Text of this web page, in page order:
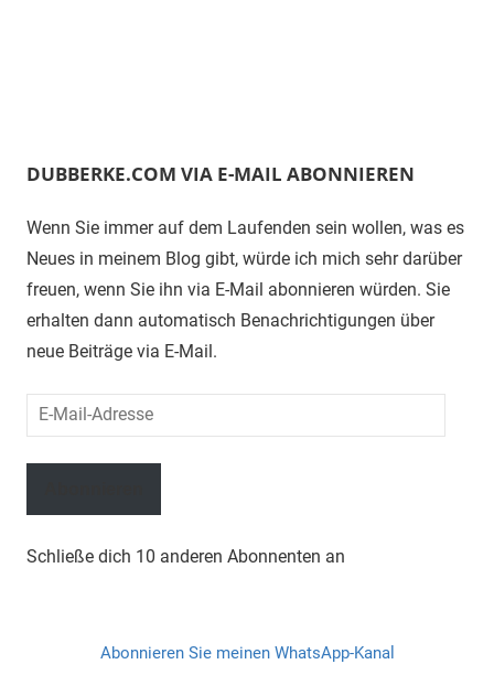
DUBBERKE.COM VIA E-MAIL ABONNIEREN
Wenn Sie immer auf dem Laufenden sein wollen, was es
Neues in meinem Blog gibt, würde ich mich sehr darüber
freuen, wenn Sie ihn via E-Mail abonnieren würden. Sie
erhalten dann automatisch Benachrichtigungen über
neue Beiträge via E-Mail.
Mail-
Adresse
Schließe dich 10 anderen Abonnenten an
Abonnieren Sie meinen WhatsApp-Kanal